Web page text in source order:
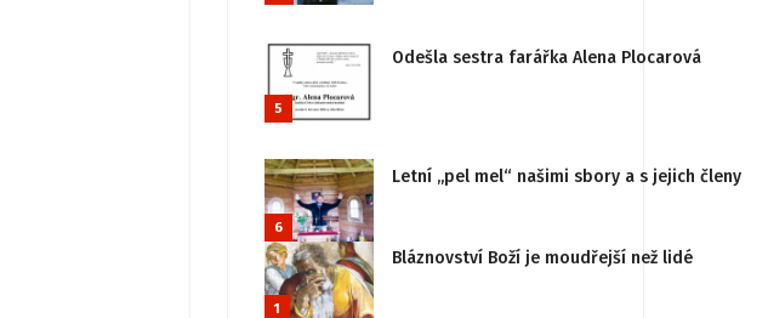
5
Odešla sestra farářka Alena Plocarová
6
Letní „pel mel“ našimi sbory a s jejich členy
1
Bláznovství Boží je moudřejší než lidé